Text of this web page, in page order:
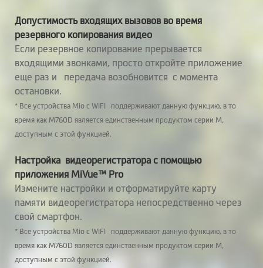
Допустимость входящих вызовов во время
резервного копирования видео
Если резервное копирование прерывается
входящими звонками, просто откройте приложение
еще раз и передача возобновится с момента
остановки.
* Все устройства Mio с WIFI поддерживают данную функцию, в то
время как M760D является единственным продуктом серии M,
доступным с этой функцией.
Настройка видеорегистратора с помощью
приложения MiVue™ Pro
Измените настройки и отформатируйте карту
памяти видеорегистратора непосредственно через
свой смартфон.
* Все устройства Mio с WIFI поддерживают данную функцию, в то
время как M760D является единственным продуктом серии M,
доступным с этой функцией.